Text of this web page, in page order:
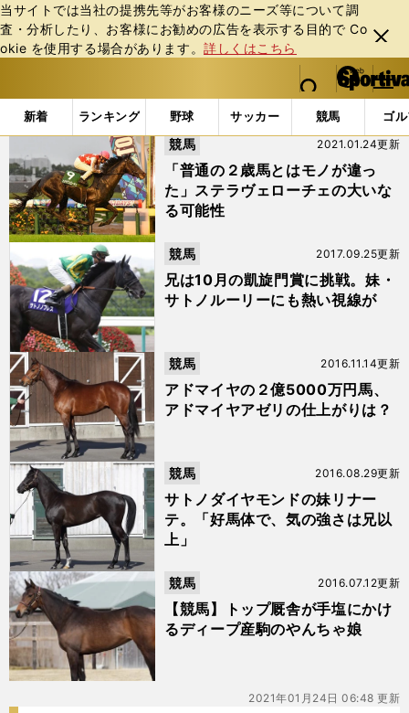
当サイトでは当社の提携先等がお客様のニーズ等について調
査・分析したり、お客様にお勧めの広告を表⽰する⽬的で Co
okie を使⽤する場合があります。詳しくはこちら
閉じ
る
web Sportiva (webスポルティーバ)
検索
マイペ
ー
ジ
メニュ
新着 ランキング 野球 サッカー 競馬 ゴ
b
ス
ル
テ
ィ
ー
バ
「#須貝尚介」の最新ニュース・ 情報
「普通の２歳馬とはモノが違っ
た」ステラヴェローチェの大いな
る可能性
2021.01.24更新
競馬
兄は10月の凱旋門賞に挑戦。妹・
サトノルーリーにも熱い視線が
2017.09.25更新
競馬
アドマイヤの２億5000万円馬、
アドマイヤアゼリの仕上がりは？
2016.11.14更新
競馬
サトノダイヤモンドの妹リナー
テ。「好馬体で、気の強さは兄以
上」
2016.08.29更新
競馬
【競馬】トップ厩舎が手塩にかけ
るディープ産駒のやんちゃ娘
2016.07.12更新
競馬
2021年01月24日 06:48 更新